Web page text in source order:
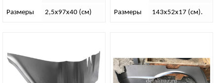
Размеры 2,5х97х40 (см) Размеры 143х52х17 (см).